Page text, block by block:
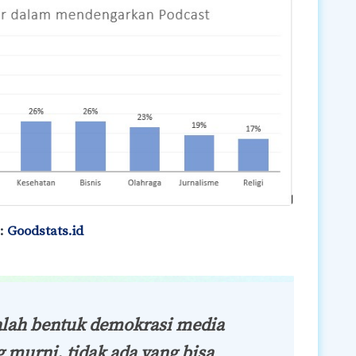
Goodstats.id
bentuk demokrasi media